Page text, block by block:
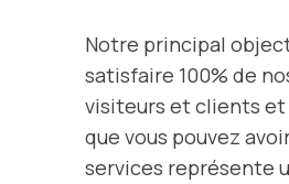
Notre principal
satisfaire 100% de
visiteurs et clients et
que vous pouvez
services représente